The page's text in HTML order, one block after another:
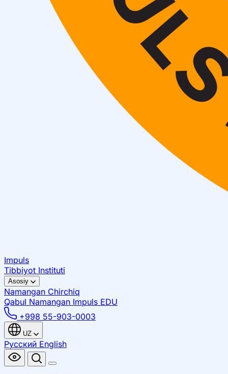
Impuls
Tibbiyot Instituti
Asosiy
Namangan Chirchiq
Qabul Namangan Impuls EDU
+998 55-903-0003
UZ
Русский English